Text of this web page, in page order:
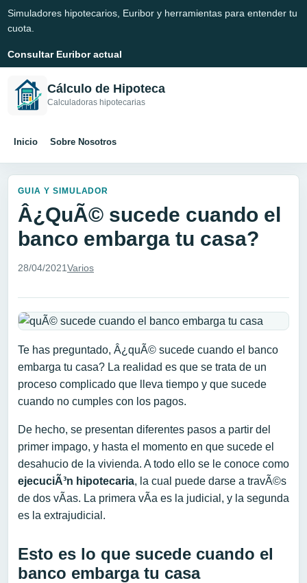
Simuladores hipotecarios, Euribor y herramientas para entender tu
cuota.
Consultar Euribor actual
Cálculo de Hipoteca
Calculadoras hipotecarias
Inicio Sobre Nosotros
GUIA Y SIMULADOR
Â¿QuÃ© sucede cuando el
banco embarga tu casa?
28/04/2021Varios
Te has preguntado, Â¿quÃ© sucede cuando el banco
embarga tu casa? La realidad es que se trata de un
proceso complicado que lleva tiempo y que sucede
cuando no cumples con los pagos.
De hecho, se presentan diferentes pasos a partir del
primer impago, y hasta el momento en que sucede el
desahucio de la vivienda. A todo ello se le conoce como
ejecuciÃ³n hipotecaria, la cual puede darse a travÃ©s
de dos vÃ­as. La primera vÃ­a es la judicial, y la segunda
es la extrajudicial.
Esto es lo que sucede cuando el
banco embarga tu casa